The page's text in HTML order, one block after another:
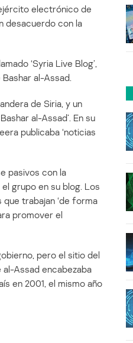
electrónico de
desacuerdo con la
‘Syria Live Blog’,
al-Assad.
de Siria, y un
al-Assad’. En su
publicaba ‘noticias
pasivos con la
grupo en su blog. Los
trabajan ‘de forma
promover el
pero el sitio del
Assad encabezaba
en 2001, el mismo año